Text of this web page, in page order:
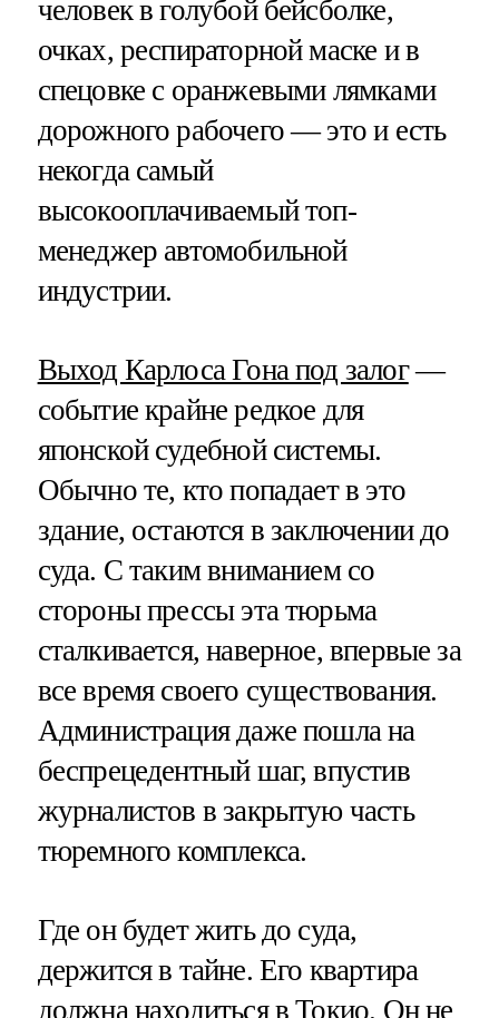
человек в голубой бейсболке,
очках, респираторной маске и в
спецовке с оранжевыми лямками
дорожного рабочего — это и есть
некогда самый
высокооплачиваемый топ-
менеджер автомобильной
индустрии.
Выход Карлоса Гона под залог—
событие крайне редкое для
японской судебной системы.
Обычно те, кто попадает в это
здание, остаются в заключении до
суда. С таким вниманием со
стороны прессы эта тюрьма
сталкивается, наверное, впервые за
все время своего существования.
Администрация даже пошла на
беспрецедентный шаг, впустив
журналистов в закрытую часть
тюремного комплекса.
Где он будет жить до суда,
держится в тайне. Его квартира
должна находиться в Токио. Он не